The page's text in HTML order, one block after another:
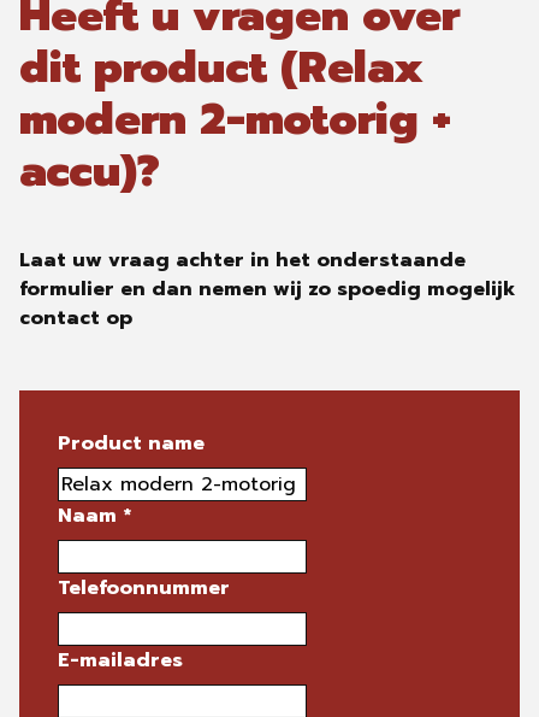
Heeft u vragen over
dit product (Relax
modern 2-motorig +
accu)?
Laat uw vraag achter in het onderstaande
formulier en dan nemen wij zo spoedig mogelijk
contact op
Product name
Naam *
Telefoonnummer
E-mailadres